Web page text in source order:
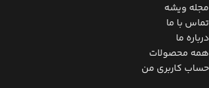
مجله ویشه
تماس با ما
درباره ما
همه محصولات
حساب کاربری من